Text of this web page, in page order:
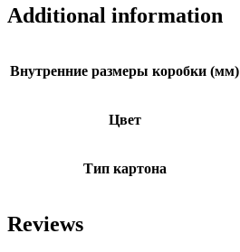
Additional information
Внутренние размеры коробки (мм)
Цвет
Тип картона
Reviews